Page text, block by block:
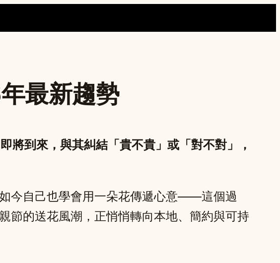
最新趨勢
將到來，與其糾結「貴不貴」或「對不對」，
今自己也學會用一朵花傳遞心意——這個過
節的送花風潮，正悄悄轉向本地、簡約與可持